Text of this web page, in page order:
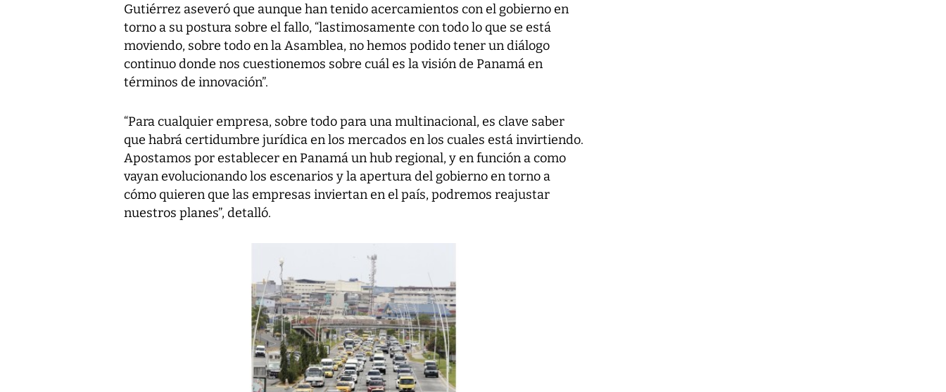
Gutiérrez aseveró que aunque han tenido acercamientos con el gobierno en
torno a su postura sobre el fallo, “lastimosamente con todo lo que se está
moviendo, sobre todo en la Asamblea, no hemos podido tener un diálogo
continuo donde nos cuestionemos sobre cuál es la visión de Panamá en
términos de innovación”.
“Para cualquier empresa, sobre todo para una multinacional, es clave saber
que habrá certidumbre jurídica en los mercados en los cuales está invirtiendo.
Apostamos por establecer en Panamá un hub regional, y en función a como
vayan evolucionando los escenarios y la apertura del gobierno en torno a
cómo quieren que las empresas inviertan en el país, podremos reajustar
nuestros planes”, detalló.